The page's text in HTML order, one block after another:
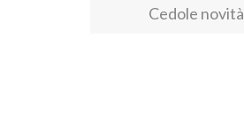
Cedole novità